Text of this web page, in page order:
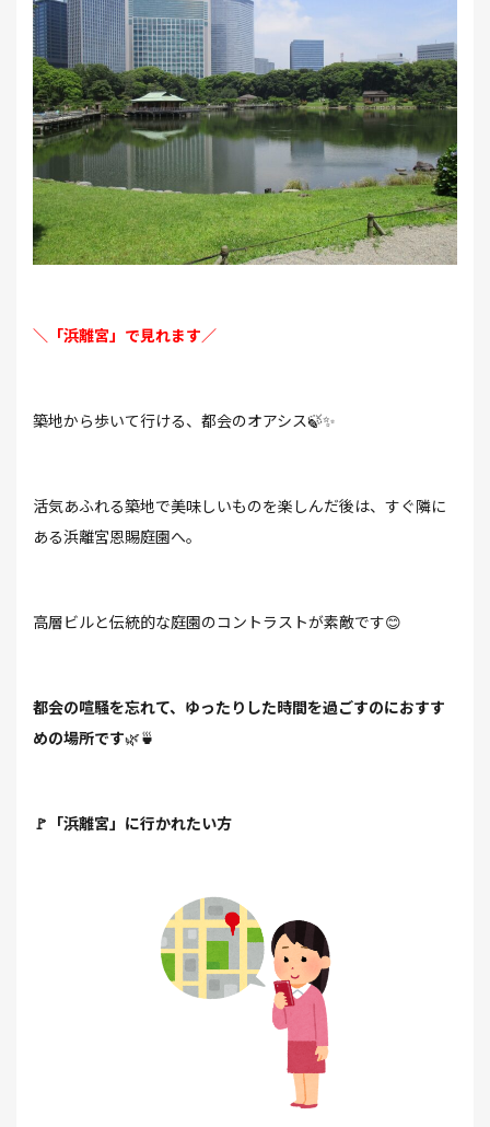
＼「浜離宮」で見れます／
築地から歩いて行ける、都会のオアシス🍃✨
活気あふれる築地で美味しいものを楽しんだ後は、すぐ隣に
ある浜離宮恩賜庭園へ。
高層ビルと伝統的な庭園のコントラストが素敵です😊
都会の喧騒を忘れて、ゆったりした時間を過ごすのにおすす
めの場所です🌿🍵
🚩「浜離宮」に行かれたい方